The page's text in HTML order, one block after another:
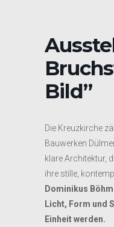
Bild”
Die Kreuzkirche
Bauwerken
klare Architektur,
ihre stille,
Dominikus
Licht, Form und
Einheit werden.